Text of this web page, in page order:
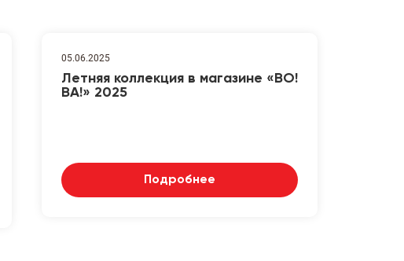
05.06.2025
Летняя коллекция в магазине «ВО!
ВА!» 2025
Подробнее